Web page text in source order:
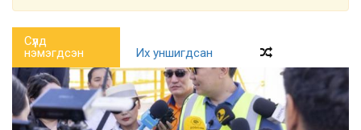
Сүүлд
нэмэгдсэн
Их уншигдсан